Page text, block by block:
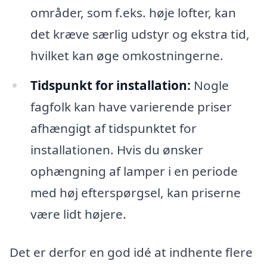
områder, som f.eks. høje lofter, kan
det kræve særlig udstyr og ekstra tid,
hvilket kan øge omkostningerne.
Tidspunkt for installation: Nogle
fagfolk kan have varierende priser
afhængigt af tidspunktet for
installationen. Hvis du ønsker
ophængning af lamper i en periode
med høj efterspørgsel, kan priserne
være lidt højere.
Det er derfor en god idé at indhente flere